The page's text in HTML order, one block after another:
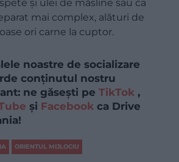
și ulei de măsline sau ca
mai complex, alături de
ori carne la cuptor.
noastre de socializare
conținutul nostru
ne găsești pe TikTok ,
și Facebook ca Drive
ORIENTUL MIJLOCIU